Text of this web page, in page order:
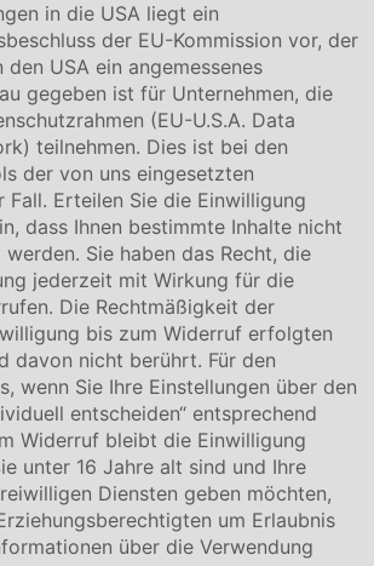
uns
& Kontakt
Einstellung
in die USA liegt ein
der EU-Kommission vor, der
USA ein angemessenes
gegeben ist für Unternehmen, die
(EU-U.S.A. Data
teilnehmen. Dies ist bei den
der von uns eingesetzten
Fall. Erteilen Sie die Einwilligung
dass Ihnen bestimmte Inhalte nicht
Sie haben das Recht, die
jederzeit mit Wirkung für die
Die Rechtmäßigkeit der
bis zum Widerruf erfolgten
davon nicht berührt. Für den
wenn Sie Ihre Einstellungen über den
entscheiden“ entsprechend
Widerruf bleibt die Einwilligung
unter 16 Jahre alt sind und Ihre
Diensten geben möchten,
um Erlaubnis
über die Verwendung